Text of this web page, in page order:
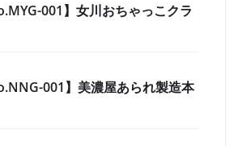
001】女川おちゃっこクラ
001】美濃屋あられ製造本